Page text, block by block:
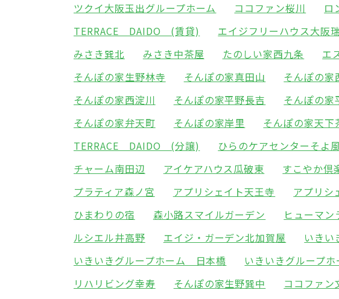
ツクイ大阪玉出グループホーム
ココファン桜川 ロ
TERRACE DAIDO (賃貸)
エイジフリーハウス大阪
みさき巽北
みさき中茶屋 たのしい家西九条 エ
そんぽの家生野林寺
そんぽの家真田山 そんぽの家
そんぽの家西淀川
そんぽの家平野長吉 そんぽの家
そんぽの家弁天町
そんぽの家岸里 そんぽの家天下
TERRACE DAIDO (分譲)
ひらのケアセンターそよ
チャーム南田辺
アイケアハウス瓜破東 すこやか倶
プラティア森ノ宮
アプリシェイト天王寺 アプリシ
ひまわりの宿
森小路スマイルガーデン ヒューマ
ルシエル井高野
エイジ・ガーデン北加賀屋 いき
いきいきグループホーム 日本橋
いきいきグループ
リハリビング幸寿
そんぽの家生野巽中 ココファン